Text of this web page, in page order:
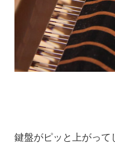
鍵盤がピッと上がって